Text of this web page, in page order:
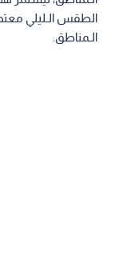
الطقس الـليلي
الـمناطق.